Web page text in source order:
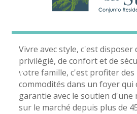
Vivre avec style, c'est
privilégié, de confort et de
votre famille, c'est profiter des
commodités dans un foyer
garantie avec le soutien d'une
sur le marché depuis plus de